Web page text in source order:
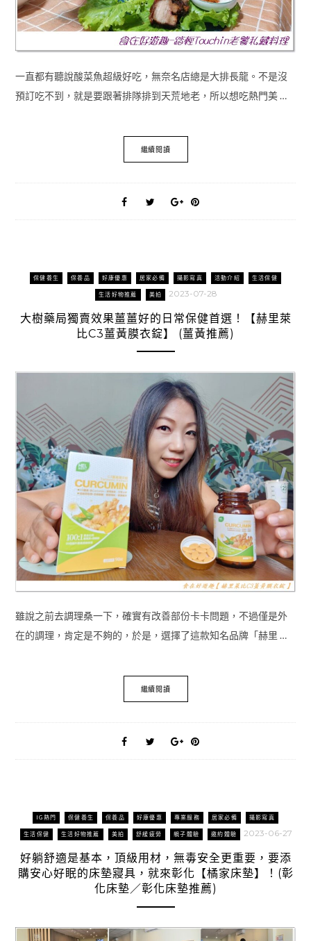
一直都有聽說酸菜魚超級好吃，無奈名店總是大排長龍。不是沒
預訂吃不到，就是要跟著排隊排到天荒地老，所以想吃熱門美 …
繼續閱讀
保健養生 保養品 好康優惠 居家必備 攝影寫真 活動介紹 生活保健
生活好物推薦 美拍 2023-07-28
大樹藥局獨賣效果薑薑好的日常保健首選！【赫里萊
比C3薑黃膜衣錠】 (薑黃推薦)
雖說之前去調理桑一下，確實有改善部份卡卡問題，不過僅是外
在的調理，肯定是不夠的，於是，選擇了這款知名品牌「赫里 …
繼續閱讀
IG熱門 保健養生 保養品 好康優惠 專業服務 居家必備 攝影寫真
生活保健 生活好物推薦 美拍 舒緩疲勞 親子體驗 邀約體驗 2023-06-27
好躺舒適是基本，頂級用材，無毒安全更重要，要添
購安心好眠的床墊寢具，就來彰化【橘家床墊】！(彰
化床墊／彰化床墊推薦)